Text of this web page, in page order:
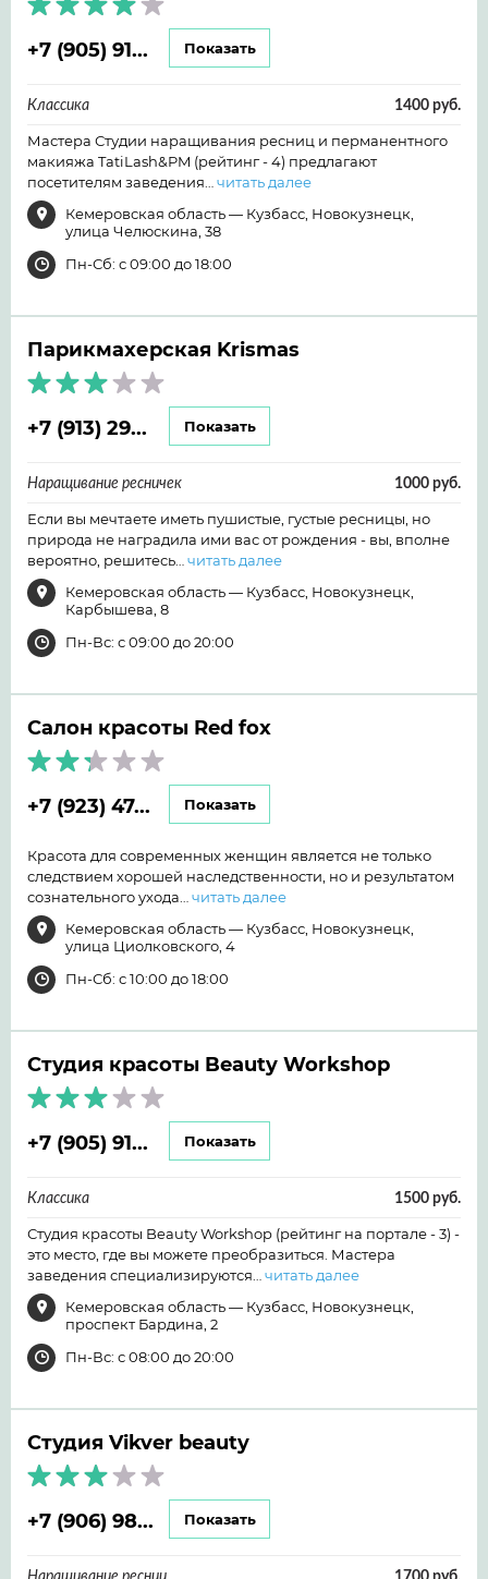
+7 (905) 91... Показать
Классика 1400 руб.
Мастера Студии наращивания ресниц и перманентного
макияжа TatiLash&PM (рейтинг - 4) предлагают
посетителям заведения… читать далее
Кемеровская область — Кузбасс, Новокузнецк,
улица Челюскина, 38
Пн-Сб: с 09:00 до 18:00
Парикмахерская Krismas
+7 (913) 29... Показать
Наращивание ресничек 1000 руб.
Если вы мечтаете иметь пушистые, густые ресницы, но
природа не наградила ими вас от рождения - вы, вполне
вероятно, решитесь… читать далее
Кемеровская область — Кузбасс, Новокузнецк,
Карбышева, 8
Пн-Вс: с 09:00 до 20:00
Салон красоты Red fox
+7 (923) 47... Показать
Красота для современных женщин является не только
следствием хорошей наследственности, но и результатом
сознательного ухода… читать далее
Кемеровская область — Кузбасс, Новокузнецк,
улица Циолковского, 4
Пн-Сб: с 10:00 до 18:00
Студия красоты Beauty Workshop
+7 (905) 91... Показать
Классика 1500 руб.
Студия красоты Beauty Workshop (рейтинг на портале - 3) -
это место, где вы можете преобразиться. Мастера
заведения специализируются… читать далее
Кемеровская область — Кузбасс, Новокузнецк,
проспект Бардина, 2
Пн-Вс: с 08:00 до 20:00
Студия Vikver beauty
+7 (906) 98... Показать